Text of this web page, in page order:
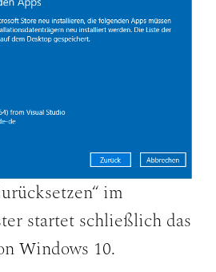
im
startet schließlich das
Windows 10.